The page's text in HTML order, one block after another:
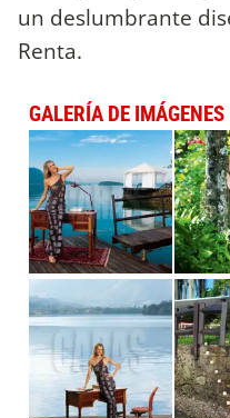
un deslumbrante
Renta.
GALERÍA DE IMÁGENES